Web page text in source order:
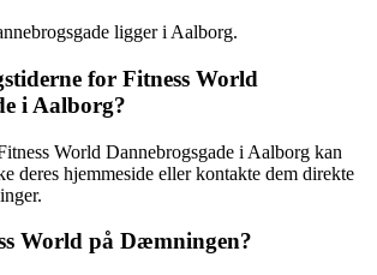
ligger i Aalborg.
for Fitness World
i Aalborg?
World Dannebrogsgade i Aalborg kan
deres hjemmeside eller kontakte dem direkte
World på Dæmningen?